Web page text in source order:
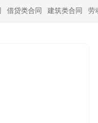
借贷类合同 建筑类合同 劳